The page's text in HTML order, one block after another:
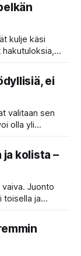
kulje käsi
arjen
on
steroideilla.
ei
valitaan sen
olla yli
kuun
Robotti
toistellaan, mitä
kysymystä,
ja kolista –
Juonto
toisella ja
tulos.
mennä. Puhe